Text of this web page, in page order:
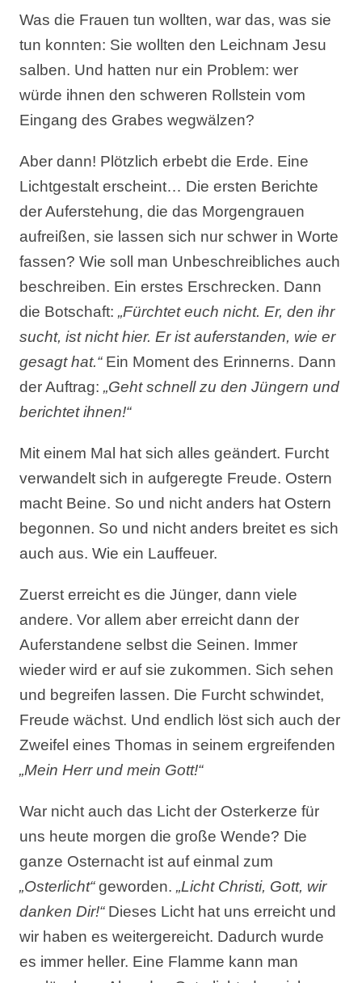
Was die Frauen tun wollten, war das, was sie
tun konnten: Sie wollten den Leichnam Jesu
salben. Und hatten nur ein Problem: wer
würde ihnen den schweren Rollstein vom
Eingang des Grabes wegwälzen?
Aber dann! Plötzlich erbebt die Erde. Eine
Lichtgestalt erscheint… Die ersten Berichte
der Auferstehung, die das Morgengrauen
aufreißen, sie lassen sich nur schwer in Worte
fassen? Wie soll man Unbeschreibliches auch
beschreiben. Ein erstes Erschrecken. Dann
die Botschaft:„Fürchtet euch nicht. Er, den ihr
sucht, ist nicht hier. Er ist auferstanden, wie er
gesagt hat.“Ein Moment des Erinnerns. Dann
der Auftrag:„Geht schnell zu den Jüngern und
berichtet ihnen!“
Mit einem Mal hat sich alles geändert. Furcht
verwandelt sich in aufgeregte Freude. Ostern
macht Beine. So und nicht anders hat Ostern
begonnen. So und nicht anders breitet es sich
auch aus. Wie ein Lauffeuer.
Zuerst erreicht es die Jünger, dann viele
andere. Vor allem aber erreicht dann der
Auferstandene selbst die Seinen. Immer
wieder wird er auf sie zukommen. Sich sehen
und begreifen lassen. Die Furcht schwindet,
Freude wächst. Und endlich löst sich auch der
Zweifel eines Thomas in seinem ergreifenden
„Mein Herr und mein Gott!“
War nicht auch das Licht der Osterkerze für
uns heute morgen die große Wende? Die
ganze Osternacht ist auf einmal zum
„Osterlicht“geworden.„Licht Christi, Gott, wir
danken Dir!“Dieses Licht hat uns erreicht und
wir haben es weitergereicht. Dadurch wurde
es immer heller. Eine Flamme kann man